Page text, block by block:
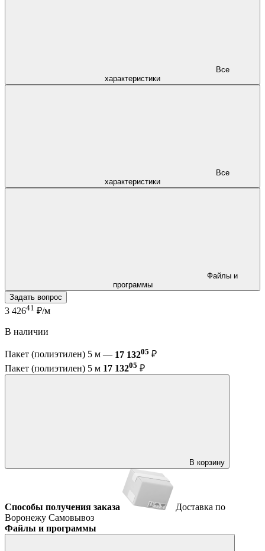
характеристики
характеристики
программы
Задать вопрос
3 42641 ₽/м
В наличии
Пакет (полиэтилен) 5 м — 17 13205 ₽
Пакет (полиэтилен) 5 м 17 13205 ₽
В корзину
Способы получения заказа
Доставка по
Воронежу Самовывоз
Файлы и программы